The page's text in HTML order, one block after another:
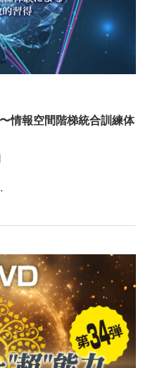
情報空間階梯統合訓練体